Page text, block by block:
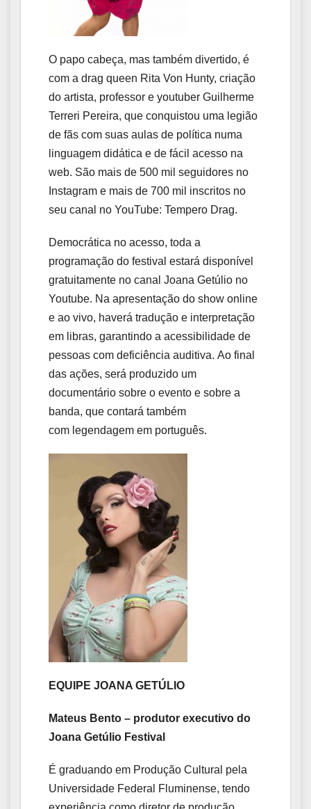
O papo cabeça, mas também divertido, é
com a drag queen Rita Von Hunty, criação
do artista, professor e youtuber Guilherme
Terreri Pereira, que conquistou uma legião
de fãs com suas aulas de política numa
linguagem didática e de fácil acesso na
web. São mais de 500 mil seguidores no
Instagram e mais de 700 mil inscritos no
seu canal no YouTube: Tempero Drag.
Democrática no acesso, toda a
programação do festival estará disponível
gratuitamente no canal Joana Getúlio no
Youtube. Na apresentação do show online
e ao vivo, haverá tradução e interpretação
em libras, garantindo a acessibilidade de
pessoas com deficiência auditiva. Ao final
das ações, será produzido um
documentário sobre o evento e sobre a
banda, que contará também
com legendagem em português.
EQUIPE JOANA GETÚLIO
Mateus Bento – produtor executivo do
Joana Getúlio Festival
É graduando em Produção Cultural pela
Universidade Federal Fluminense, tendo